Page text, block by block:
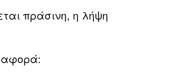
πράσινη, η λήψη